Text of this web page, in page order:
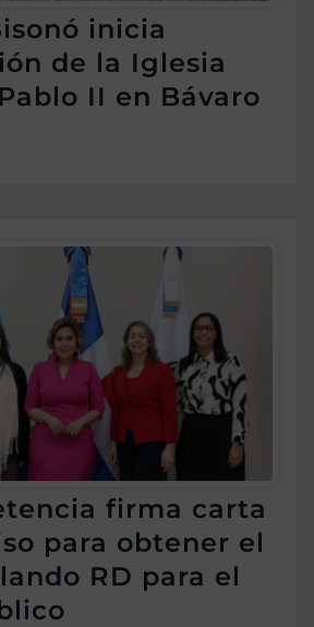
inicia
de la Iglesia
II en Bávaro
firma carta
para obtener el
RD para el